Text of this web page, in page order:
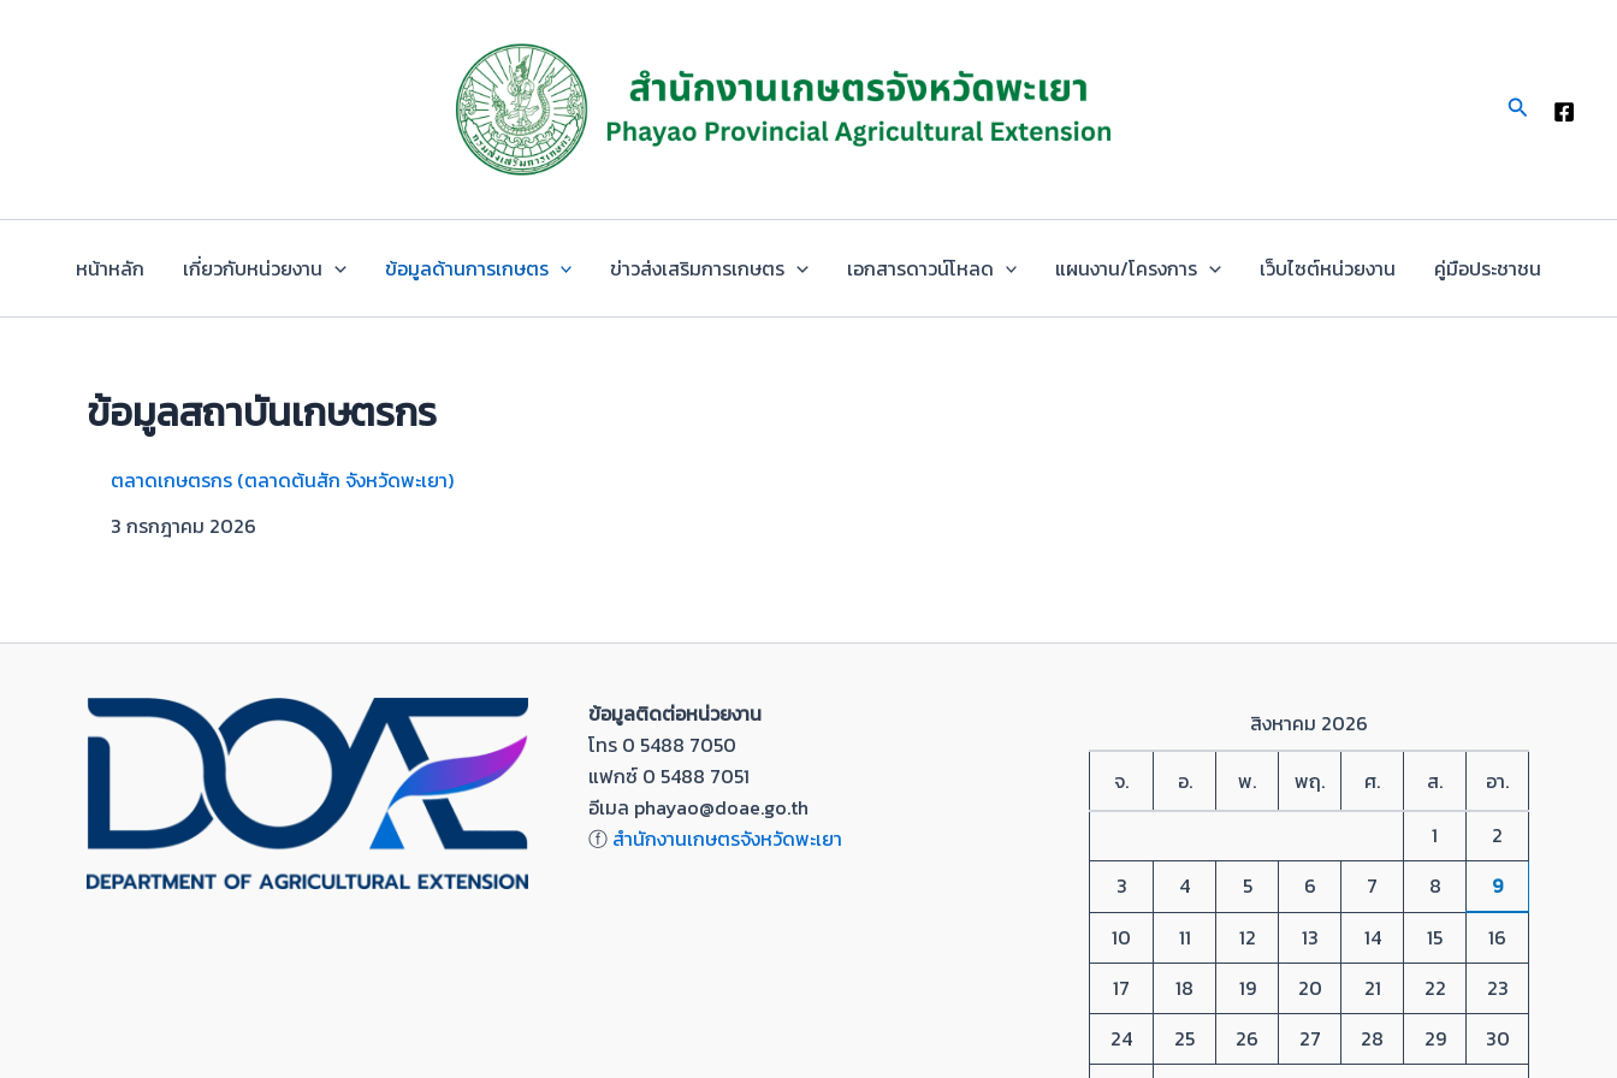
Search
หน้าหลัก เกี่ยวกับหน่วยงาน ข้อมูลด้านการเกษตร ข่าวส่งเสริมการเกษตร เอกสารดาวน์โหลด แผนงาน/โครงการ เว็บไซต์หน่วยงาน คู่มือประชาชน
ข้อมูลสถาบันเกษตรกร
ตลาดเกษตรกร (ตลาดต้นสัก จังหวัดพะเยา)
3 กรกฎาคม 2026
ข้อมูลติดต่อหน่วยงาน
โทร 0 5488 7050
แฟกซ์ 0 5488 7051
อีเมล phayao@doae.go.th
ⓕ สำนักงานเกษตรจังหวัดพะเยา
สิงหาคม 2026
จ.
อ. พ. พฤ. ศ. ส.
อา.
1
2
3
4 5 6 7 8
9
10
11 12 13 14 15
16
17
18 19 20 21 22
23
24
25 26 27 28 29
30